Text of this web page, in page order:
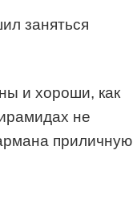
заняться
и хороши, как
не
приличную